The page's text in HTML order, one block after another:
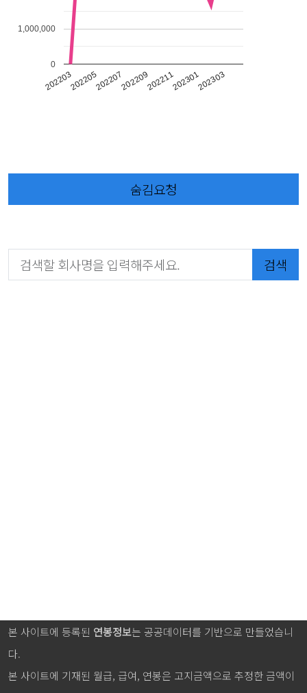
202203202205202207202209202211202301202303
0
1,000,000
숨김요청
검색
본 사이트에 등록된 연봉정보는 공공데이터를 기반으로 만들었습니
다.
본 사이트에 기재된 월급, 급여, 연봉은 고지금액으로 추정한 금액이